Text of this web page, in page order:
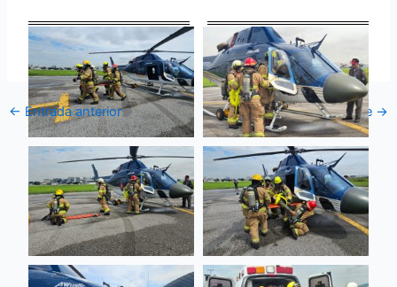
← Entrada anterior Entrada siguiente →